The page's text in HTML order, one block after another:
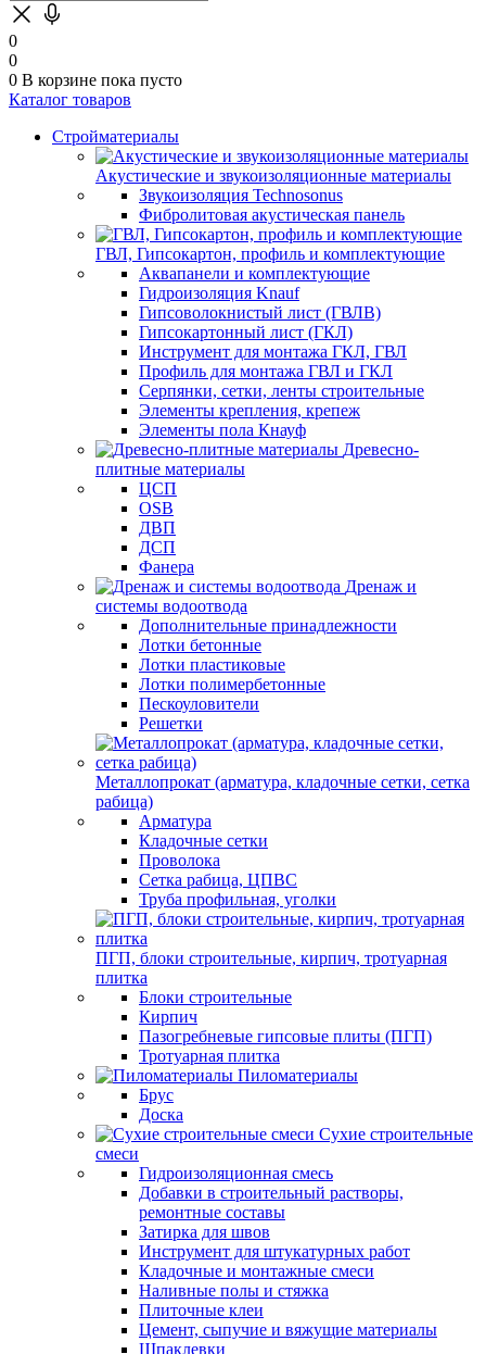
0
0
0 В корзине пока пусто
Каталог товаров
Стройматериалы
Акустические и звукоизоляционные материалы
Звукоизоляция Technosonus
Фибролитовая акустическая панель
ГВЛ, Гипсокартон, профиль и комплектующие
Аквапанели и комплектующие
Гидроизоляция Knauf
Гипсоволокнистый лист (ГВЛВ)
Гипсокартонный лист (ГКЛ)
Инструмент для монтажа ГКЛ, ГВЛ
Профиль для монтажа ГВЛ и ГКЛ
Серпянки, сетки, ленты строительные
Элементы крепления, крепеж
Элементы пола Кнауф
Древесно-
плитные материалы
ЦСП
OSB
ДВП
ДСП
Фанера
Дренаж и
системы водоотвода
Дополнительные принадлежности
Лотки бетонные
Лотки пластиковые
Лотки полимербетонные
Пескоуловители
Решетки
Металлопрокат (арматура, кладочные сетки, сетка
рабица)
Арматура
Кладочные сетки
Проволока
Сетка рабица, ЦПВС
Труба профильная, уголки
ПГП, блоки строительные, кирпич, тротуарная
плитка
Блоки строительные
Кирпич
Пазогребневые гипсовые плиты (ПГП)
Тротуарная плитка
Пиломатериалы
Брус
Доска
Сухие строительные
смеси
Гидроизоляционная смесь
Добавки в строительный растворы,
ремонтные составы
Затирка для швов
Инструмент для штукатурных работ
Кладочные и монтажные смеси
Наливные полы и стяжка
Плиточные клеи
Цемент, сыпучие и вяжущие материалы
Шпаклевки